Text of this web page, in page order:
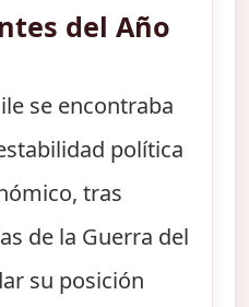
del Año
se encontraba
política
tras
de la Guerra del
su posición